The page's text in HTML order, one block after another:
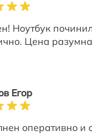
Ноутбук
Цена
Егор
оперативно и